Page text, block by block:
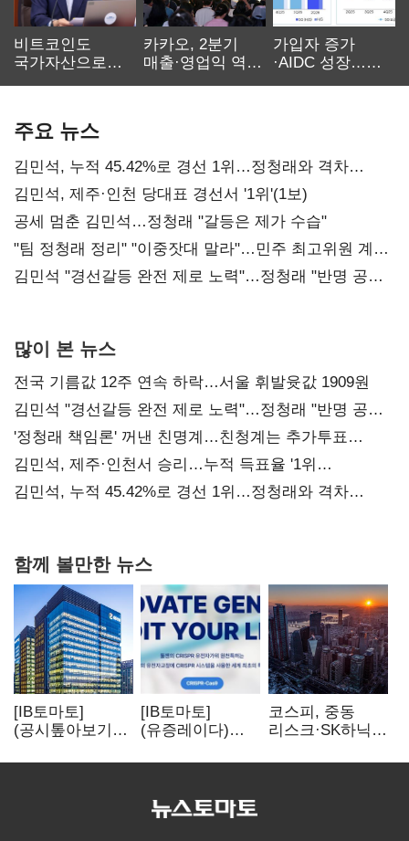
비트코인도
국가자산으로…'
카카오, 2분기
매출·영업익 역대
가입자 증가
·AIDC 성장…
주요 뉴스
김민석, 누적 45.42%로 경선 1위…정청래와 격차
0.86%p(2보)
김민석, 제주·인천 당대표 경선서 '1위'(1보)
공세 멈춘 김민석…정청래 "갈등은 제가 수습"
"팀 정청래 정리" "이중잣대 말라"…민주 최고위원 계파
다툼 격화
김민석 "경선갈등 완전 제로 노력"…정청래 "반명 공세
많이 본 뉴스
전국 기름값 12주 연속 하락…서울 휘발윳값 1909원
김민석 "경선갈등 완전 제로 노력"…정청래 "반명 공세
사과부터"
'정청래 책임론' 꺼낸 친명계…친청계는 추가투표
때리기
김민석, 제주·인천서 승리…누적 득표율 '1위
탈환'(종합)
김민석, 누적 45.42%로 경선 1위…정청래와 격차
함께 볼만한 뉴스
[IB토마토]
(공시톺아보기)
바로 매출로
[IB토마토]
(유증레이다)
3분의 1 토막…
비용부터 챙긴다
코스피, 중동
리스크·SK하닉
뒷걸음